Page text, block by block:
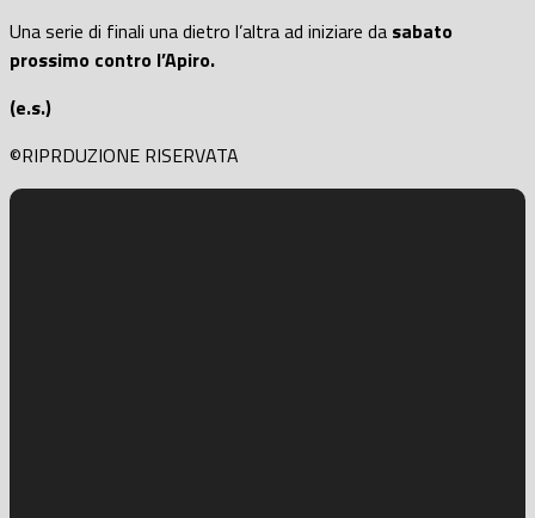
Una serie di finali una dietro l’altra ad iniziare da sabato
prossimo contro l’Apiro.
(e.s.)
©RIPRDUZIONE RISERVATA